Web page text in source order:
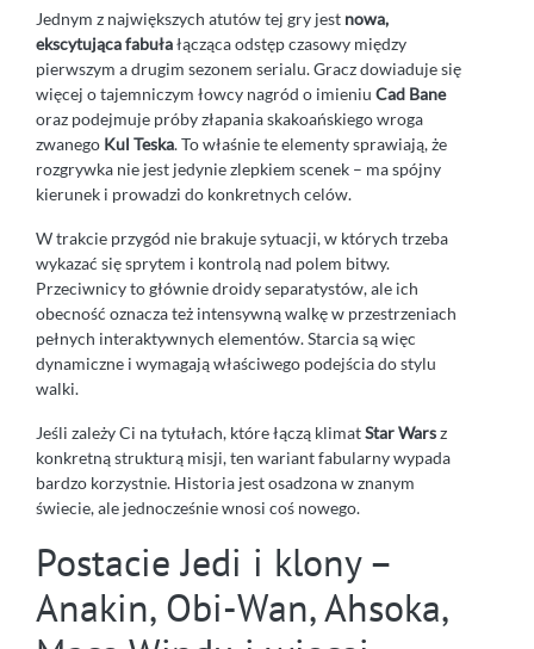
Jednym z największych atutów tej gry jest nowa,
ekscytująca fabułałącząca odstęp czasowy między
pierwszym a drugim sezonem serialu. Gracz dowiaduje się
więcej o tajemniczym łowcy nagród o imieniu Cad Bane
oraz podejmuje próby złapania skakoańskiego wroga
zwanego Kul Teska. To właśnie te elementy sprawiają, że
rozgrywka nie jest jedynie zlepkiem scenek – ma spójny
kierunek i prowadzi do konkretnych celów.
W trakcie przygód nie brakuje sytuacji, w których trzeba
wykazać się sprytem i kontrolą nad polem bitwy.
Przeciwnicy to głównie droidy separatystów, ale ich
obecność oznacza też intensywną walkę w przestrzeniach
pełnych interaktywnych elementów. Starcia są więc
dynamiczne i wymagają właściwego podejścia do stylu
walki.
Jeśli zależy Ci na tytułach, które łączą klimatStar Warsz
konkretną strukturą misji, ten wariant fabularny wypada
bardzo korzystnie. Historia jest osadzona w znanym
świecie, ale jednocześnie wnosi coś nowego.
Postacie Jedi i klony –
Anakin, Obi-Wan, Ahsoka,